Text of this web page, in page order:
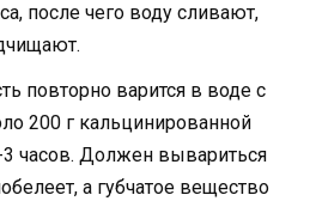
после чего воду сливают,
повторно варится в воде с
200 г кальцинированной
часов. Должен вывариться
а губчатое вещество